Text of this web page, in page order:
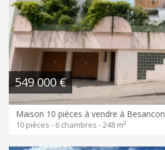
549 000 €
Maison 10 pièces à vendre à Besancon
10 pièces - 6 chambres - 248 m²